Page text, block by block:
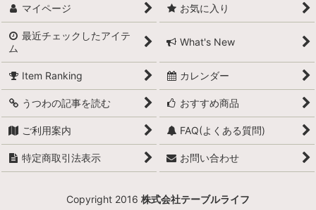
マイページ お気に入り
最近チェックしたアイテ
ム
What's New
Item Ranking カレンダー
うつわの記事を読む おすすめ商品
ご利用案内 FAQ(よくある質問)
特定商取引法表示 お問い合わせ
Copyright 2016 株式会社テーブルライフ